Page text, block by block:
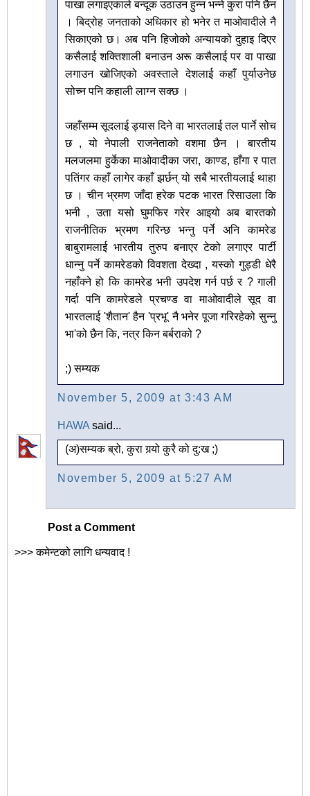
पाखा लगाइएकाले बन्दूक उठाउन हुन्न भन्ने कुरा पनि छैन
। बिद्रोह जनताको अधिकार हो भनेर त माओवादीले नै
सिकाएको छ। अब पनि हिजोको अन्यायको दुहाइ दिएर
कसैलाई शक्तिशाली बनाउन अरू कसैलाई पर वा पाखा
लगाउन खोजिएको अवस्ताले देशलाई कहाँ पुर्याउनेछ
सोच्न पनि कहाली लाग्न सक्छ ।
जहाँसम्म सूदलाई ड्यास दिने वा भारतलाई तल पार्ने सोच
छ , यो नेपाली राजनेताको वशमा छैन । बारतीय
मलजलमा हुर्केका माओवादीका जरा, काण्ड, हाँगा र पात
पतिंगर कहाँ लागेर कहाँ झर्छन् यो सबै भारतीयलाई थाहा
छ । चीन भ्रमण जाँदा हरेक पटक भारत रिसाउला कि
भनी , उता यसो घुमफिर गरेर आइयो अब बारतको
राजनीतिक भ्रमण गरिन्छ भन्नु पर्ने अनि कामरेड
बाबुरामलाई भारतीय तुरुप बनाएर टेको लगाएर पार्टी
धान्नु पर्ने कामरेडको विवशता देख्दा , यस्को गुड्डी धेरै
नहाँक्ने हो कि कामरेड भनी उपदेश गर्न पर्छ र ? गाली
गर्दा पनि कामरेडले प्रचण्ड वा माओवादीले सूद वा
भारतलाई 'शैतान' हैन 'प्रभू' नै भनेर पूजा गरिरहेको सुन्नु
भा'को छैन कि, नत्र किन बर्बराको ?
;) सम्यक
November 5, 2009 at 3:43 AM
HAWA said...
(अ)सम्यक ब्रो, कुरा गर्‍यो कुरै को दु:ख ;)
November 5, 2009 at 5:27 AM
Post a Comment
>>> कमेन्टको लागि धन्यवाद !